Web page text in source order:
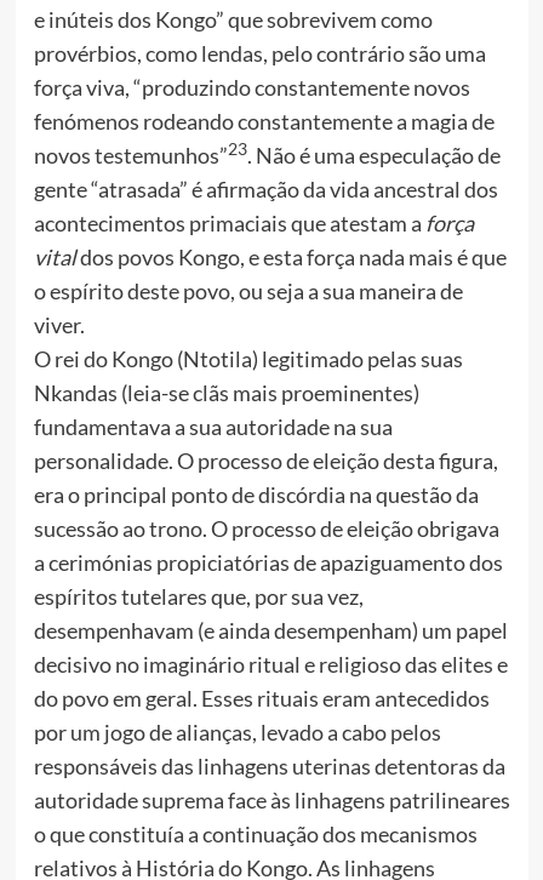
e inúteis dos Kongo” que sobrevivem como
provérbios, como lendas, pelo contrário são uma
força viva, “produzindo constantemente novos
fenómenos rodeando constantemente a magia de
novos testemunhos”23. Não é uma especulação de
gente “atrasada” é afirmação da vida ancestral dos
acontecimentos primaciais que atestam a força
vitaldos povos Kongo, e esta força nada mais é que
o espírito deste povo, ou seja a sua maneira de
viver.
O rei do Kongo (Ntotila) legitimado pelas suas
Nkandas (leia-se clãs mais proeminentes)
fundamentava a sua autoridade na sua
personalidade. O processo de eleição desta figura,
era o principal ponto de discórdia na questão da
sucessão ao trono. O processo de eleição obrigava
a cerimónias propiciatórias de apaziguamento dos
espíritos tutelares que, por sua vez,
desempenhavam (e ainda desempenham) um papel
decisivo no imaginário ritual e religioso das elites e
do povo em geral. Esses rituais eram antecedidos
por um jogo de alianças, levado a cabo pelos
responsáveis das linhagens uterinas detentoras da
autoridade suprema face às linhagens patrilineares
o que constituía a continuação dos mecanismos
relativos à História do Kongo. As linhagens